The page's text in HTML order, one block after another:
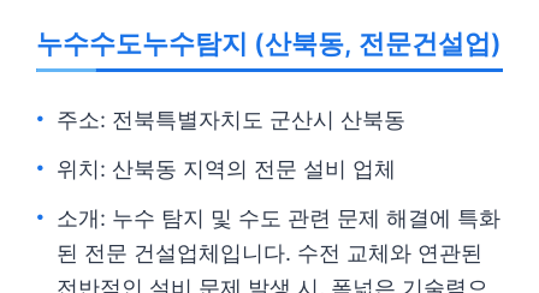
누수수도누수탐지 (산북동, 전문건설업)
주소: 전북특별자치도 군산시 산북동
위치: 산북동 지역의 전문 설비 업체
소개: 누수 탐지 및 수도 관련 문제 해결에 특화
된 전문 건설업체입니다. 수전 교체와 연관된
전반적인 설비 문제 발생 시, 폭넓은 기술력으